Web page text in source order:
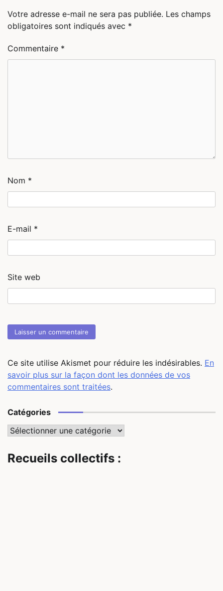
Votre adresse e-mail ne sera pas publiée. Les champs
obligatoires sont indiqués avec *
Commentaire *
Nom *
E-mail *
Site web
Ce site utilise Akismet pour réduire les indésirables. En
savoir plus sur la façon dont les données de vos
commentaires sont traitées.
Catégories
Catégories
Recueils collectifs :